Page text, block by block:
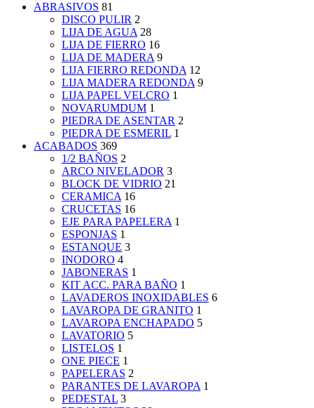
ABRASIVOS 81
DISCO PULIR 2
LIJA DE AGUA 28
LIJA DE FIERRO 16
LIJA DE MADERA 9
LIJA FIERRO REDONDA 12
LIJA MADERA REDONDA 9
LIJA PAPEL VELCRO 1
NOVARUMDUM 1
PIEDRA DE ASENTAR 2
PIEDRA DE ESMERIL 1
ACABADOS 369
1/2 BAÑOS 2
ARCO NIVELADOR 3
BLOCK DE VIDRIO 21
CERAMICA 16
CRUCETAS 16
EJE PARA PAPELERA 1
ESPONJAS 1
ESTANQUE 3
INODORO 4
JABONERAS 1
KIT ACC. PARA BAÑO 1
LAVADEROS INOXIDABLES 6
LAVAROPA DE GRANITO 1
LAVAROPA ENCHAPADO 5
LAVATORIO 5
LISTELOS 1
ONE PIECE 1
PAPELERAS 2
PARANTES DE LAVAROPA 1
PEDESTAL 3